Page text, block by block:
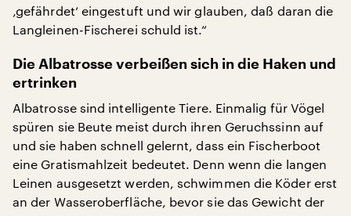
‚gefährdet‘ eingestuft und wir glauben, daß daran die
Langleinen-Fischerei schuld ist.“
Die Albatrosse verbeißen sich in die Haken und
ertrinken
Albatrosse sind intelligente Tiere. Einmalig für Vögel
spüren sie Beute meist durch ihren Geruchssinn auf
und sie haben schnell gelernt, dass ein Fischerboot
eine Gratismahlzeit bedeutet. Denn wenn die langen
Leinen ausgesetzt werden, schwimmen die Köder erst
an der Wasseroberfläche, bevor sie das Gewicht der